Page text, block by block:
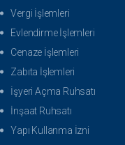
Vergi İşlemleri
Evlendirme İşlemleri
Cenaze İşlemleri
Zabıta İşlemleri
İşyeri Açma Ruhsatı
İnşaat Ruhsatı
Yapı Kullanma İzni